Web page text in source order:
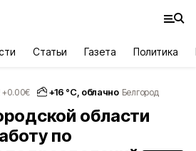
Статьи Газета Политика
+0.00€ +16 °С, облачно Белгород
области
по